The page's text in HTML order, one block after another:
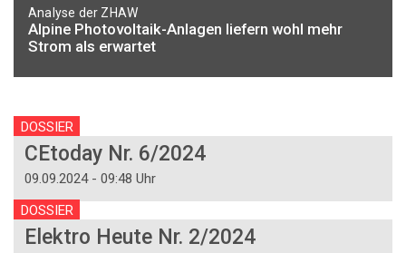
Analyse der ZHAW
Alpine Photovoltaik-Anlagen liefern wohl mehr
Strom als erwartet
DOSSIER
CEtoday Nr. 6/2024
09.09.2024 - 09:48 Uhr
DOSSIER
Elektro Heute Nr. 2/2024